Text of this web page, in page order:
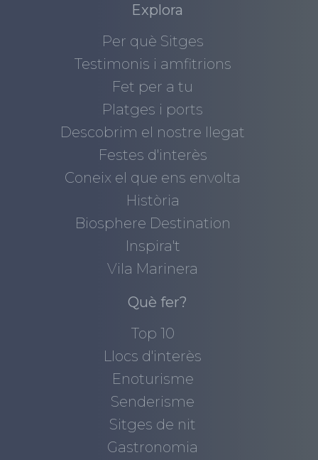
Explora
Per què Sitges
Testimonis i amfitrions
Fet per a tu
Platges i ports
Descobrim el nostre llegat
Festes d'interès
Coneix el que ens envolta
Història
Biosphere Destination
Inspira't
Vila Marinera
Què fer?
Top 10
Llocs d'interès
Enoturisme
Senderisme
Sitges de nit
Gastronomia